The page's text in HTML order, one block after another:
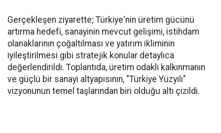
Gerçekleşen ziyarette; Türkiye'nin üretim gücünü
artırma hedefi, sanayinin mevcut gelişimi, istihdam
olanaklarının çoğaltılması ve yatırım ikliminin
iyileştirilmesi gibi stratejik konular detaylıca
değerlendirildi. Toplantıda, üretim odaklı kalkınmanın
ve güçlü bir sanayi altyapısının, "Türkiye Yüzyılı"
vizyonunun temel taşlarından biri olduğu altı çizildi.